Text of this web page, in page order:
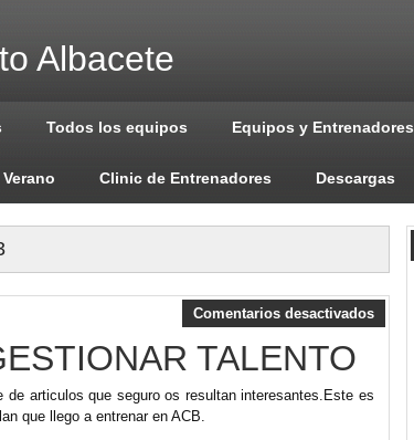
Albacete
Todos los equipos Equipos y Entrenadores
Clinic de Entrenadores Descargas
Comentarios desactivados
TALENTO
articulos que seguro os resultan interesantes.Este es
que llego a entrenar en ACB.